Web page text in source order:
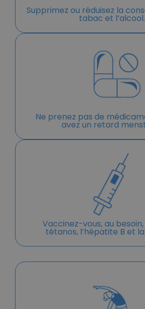
Supprimez ou réduisez la
tabac et l’alcool.
Ne prenez pas de
avez un retard
Vaccinez-vous, au
tétanos, l’hépatite B et